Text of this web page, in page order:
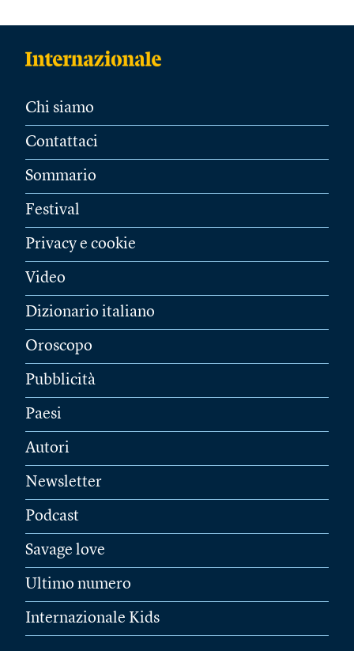
Chi siamo
Contattaci
Sommario
Festival
Privacy e cookie
Video
Dizionario italiano
Oroscopo
Pubblicità
Paesi
Autori
Newsletter
Podcast
Savage love
Ultimo numero
Internazionale Kids